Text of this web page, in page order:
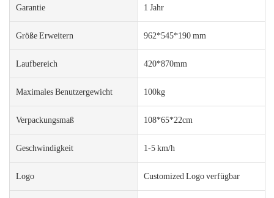
Garantie 1 Jahr
Größe Erweitern 962*545*190 mm
Laufbereich 420*870mm
Maximales Benutzergewicht 100kg
Verpackungsmaß 108*65*22cm
Geschwindigkeit 1-5 km/h
Logo Customized Logo verfügbar